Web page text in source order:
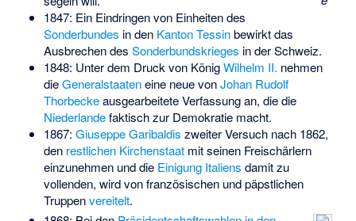
1847: Ein Eindringen von Einheiten des
Sonderbundes in den Kanton Tessinbewirkt das
Ausbrechen des Sonderbundskrieges in der Schweiz.
1848: Unter dem Druck von KönigWilhelm II. nehmen
dieGeneralstaateneine neue vonJohan Rudolf
Thorbeckeausgearbeitete Verfassung an, die die
Niederlandefaktisch zur Demokratie macht.
1867: Giuseppe Garibaldis zweiter Versuch nach 1862,
den restlichen Kirchenstaatmit seinen Freischärlern
einzunehmen und die Einigung Italiens damit zu
vollenden, wird von französischen und päpstlichen
Truppenvereitelt.